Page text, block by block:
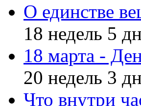
О единстве
18 недель 5
18 марта -
20 недель 3
Что внутри